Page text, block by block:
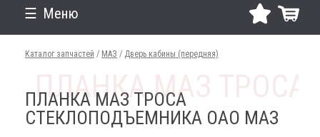
Меню
Каталог запчастей / МАЗ / Дверь кабины (передняя)
ПЛАНКА МАЗ ТРОСА
СТЕКЛОПОДЪЕМНИКА ОАО МАЗ